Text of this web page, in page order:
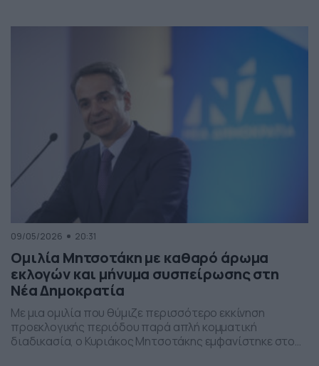
κατά την τοποθέτησή του, ανέφερε πως η συγκεκριμένη
στήριξης των ελληνικών οικογενειών, με στόχο την […]
09/05/2026 20:31
Ομιλία Μητσοτάκη με καθαρό άρωμα
εκλογών και μήνυμα συσπείρωσης στη
Νέα Δημοκρατία
Με μια ομιλία που θύμιζε περισσότερο εκκίνηση
προεκλογικής περιόδου παρά απλή κομματική
διαδικασία, ο Κυριάκος Μητσοτάκης εμφανίστηκε στο